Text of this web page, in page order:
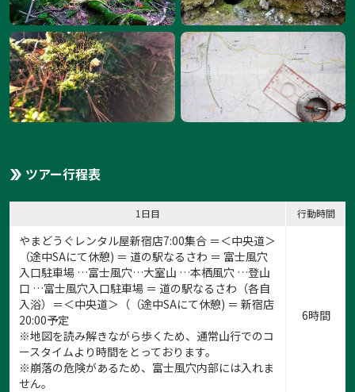
ツアー行程表
1日目 行動時間
やまどうぐレンタル屋新宿店7:00集合 ＝＜中央道＞
（途中SAにて休憩) ＝ 道の駅なるさわ ＝ 富士風穴
入口駐車場 …富士風穴…大室山 …本栖風穴 …登山
口 …富士風穴入口駐車場 ＝ 道の駅なるさわ（各自
入浴）＝＜中央道＞（（途中SAにて休憩) ＝ 新宿店
20:00予定
※地図を読み解きながら歩くため、通常山行でのコ
ースタイムより時間をとっております。
※崩落の危険があるため、富士風穴内部には入れま
せん。
6時間